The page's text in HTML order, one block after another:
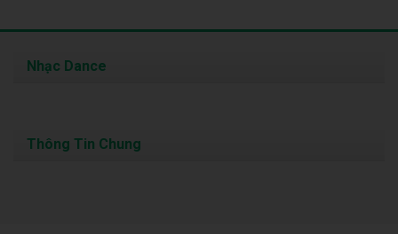
Nhạc Dance
Thông Tin Chung